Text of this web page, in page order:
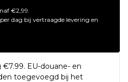
€2,99.
dag bij vertraagde levering en
EU-douane- en
toegevoegd bij het